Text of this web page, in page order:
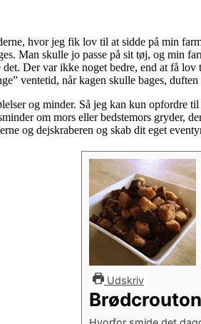
hvor jeg fik lov til at sidde på min
Man skulle jo passe på sit tøj, og min
Der var ikke noget bedre, end at få
ventetid, når kagen skulle bages,
og minder. Så jeg kan kun opfordre
om mors eller bedstemors gryder,
og dejskraberen og skab dit eget
Udskriv